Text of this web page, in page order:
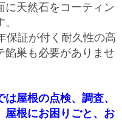
に天然石をコーティン
保証が付く耐久性の高
餡巣も必要がありませ
屋根の点検、調査、
屋根にお困りごと、お